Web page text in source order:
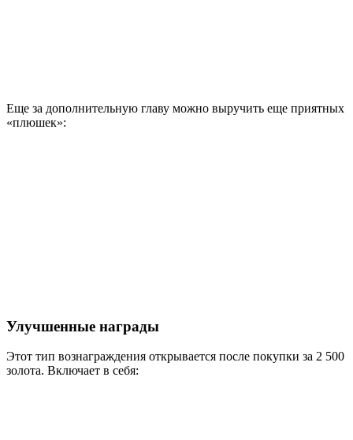
Еще за дополнительную главу можно выручить еще приятных
«плюшек»:
Улучшенные награды
Этот тип вознаграждения открывается после покупки за 2 500
золота. Включает в себя: